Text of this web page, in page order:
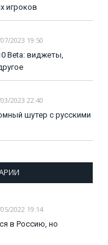
игроков
2023 19:50
Beta: виджеты,
2023 22:40
шутер с русскими
2022 19:14
в Россию, но